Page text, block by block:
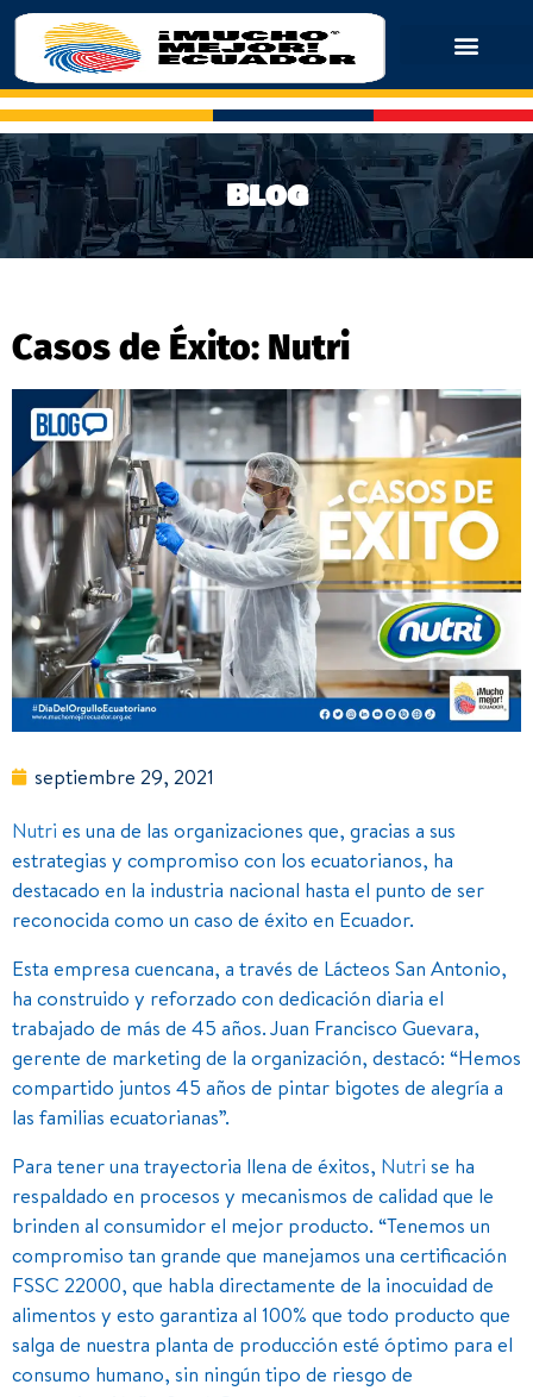
Blog
Casos de Éxito: Nutri
septiembre 29, 2021
Nutri es una de las organizaciones que, gracias a sus
estrategias y compromiso con los ecuatorianos, ha
destacado en la industria nacional hasta el punto de ser
reconocida como un caso de éxito en Ecuador.
Esta empresa cuencana, a través de Lácteos San Antonio,
ha construido y reforzado con dedicación diaria el
trabajado de más de 45 años. Juan Francisco Guevara,
gerente de marketing de la organización, destacó: “Hemos
compartido juntos 45 años de pintar bigotes de alegría a
las familias ecuatorianas”.
Para tener una trayectoria llena de éxitos, Nutri se ha
respaldado en procesos y mecanismos de calidad que le
brinden al consumidor el mejor producto. “Tenemos un
compromiso tan grande que manejamos una certificación
FSSC 22000, que habla directamente de la inocuidad de
alimentos y esto garantiza al 100% que todo producto que
salga de nuestra planta de producción esté óptimo para el
consumo humano, sin ningún tipo de riesgo de